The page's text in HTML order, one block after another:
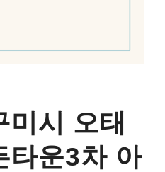
미시 오태
타운3차 아